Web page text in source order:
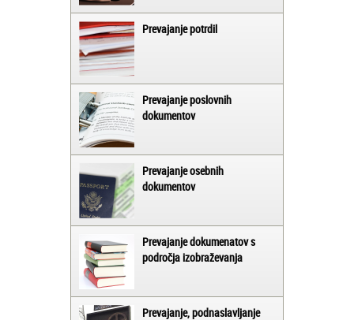
Prevajanje potrdil
Prevajanje poslovnih
dokumentov
Prevajanje osebnih
dokumentov
Prevajanje dokumenatov s
področja izobraževanja
Prevajanje, podnaslavljanje